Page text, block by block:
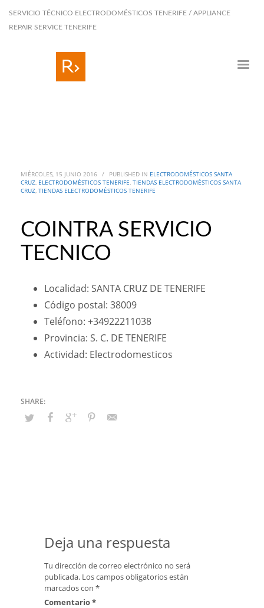
SERVICIO TÉCNICO ELECTRODOMÉSTICOS TENERIFE / APPLIANCE
REPAIR SERVICE TENERIFE
MIÉRCOLES, 15 JUNIO 2016 / PUBLISHED IN ELECTRODOMÉSTICOS SANTA
CRUZ, ELECTRODOMÉSTICOS TENERIFE, TIENDAS ELECTRODOMÉSTICOS SANTA
CRUZ, TIENDAS ELECTRODOMÉSTICOS TENERIFE
COINTRA SERVICIO
TECNICO
Localidad: SANTA CRUZ DE TENERIFE
Código postal: 38009
Teléfono: +34922211038
Provincia: S. C. DE TENERIFE
Actividad: Electrodomesticos
Deja una respuesta
Tu dirección de correo electrónico no será
publicada. Los campos obligatorios están
marcados con *
Comentario*